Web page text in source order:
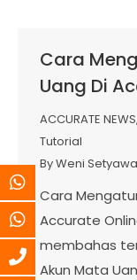
Cara
Uang Di
ACCURATE NEWS,
Tutorial
ByWeni
Cara
Accurate
membahas
Akun Mata